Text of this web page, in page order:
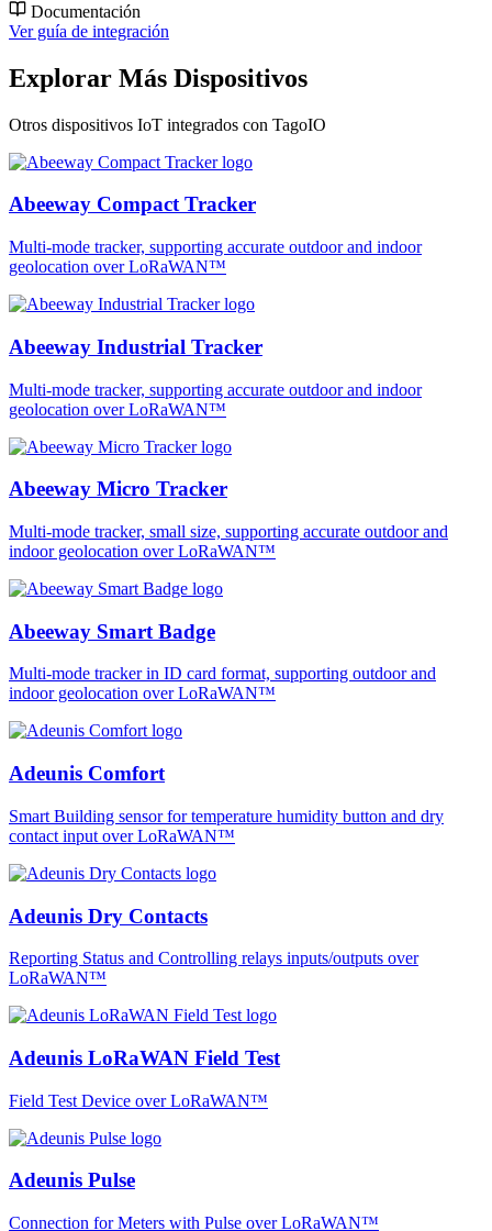
Documentación
Ver guía de integración
Explorar Más Dispositivos
Otros dispositivos IoT integrados con TagoIO
Abeeway Compact Tracker
Multi-mode tracker, supporting accurate outdoor and indoor
geolocation over LoRaWAN™
Abeeway Industrial Tracker
Multi-mode tracker, supporting accurate outdoor and indoor
geolocation over LoRaWAN™
Abeeway Micro Tracker
Multi-mode tracker, small size, supporting accurate outdoor and
indoor geolocation over LoRaWAN™
Abeeway Smart Badge
Multi-mode tracker in ID card format, supporting outdoor and
indoor geolocation over LoRaWAN™
Adeunis Comfort
Smart Building sensor for temperature humidity button and dry
contact input over LoRaWAN™
Adeunis Dry Contacts
Reporting Status and Controlling relays inputs/outputs over
LoRaWAN™
Adeunis LoRaWAN Field Test
Field Test Device over LoRaWAN™
Adeunis Pulse
Connection for Meters with Pulse over LoRaWAN™